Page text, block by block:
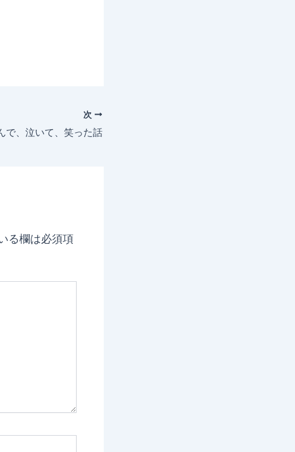
次
で、泣いて、笑った話
る欄は必須項